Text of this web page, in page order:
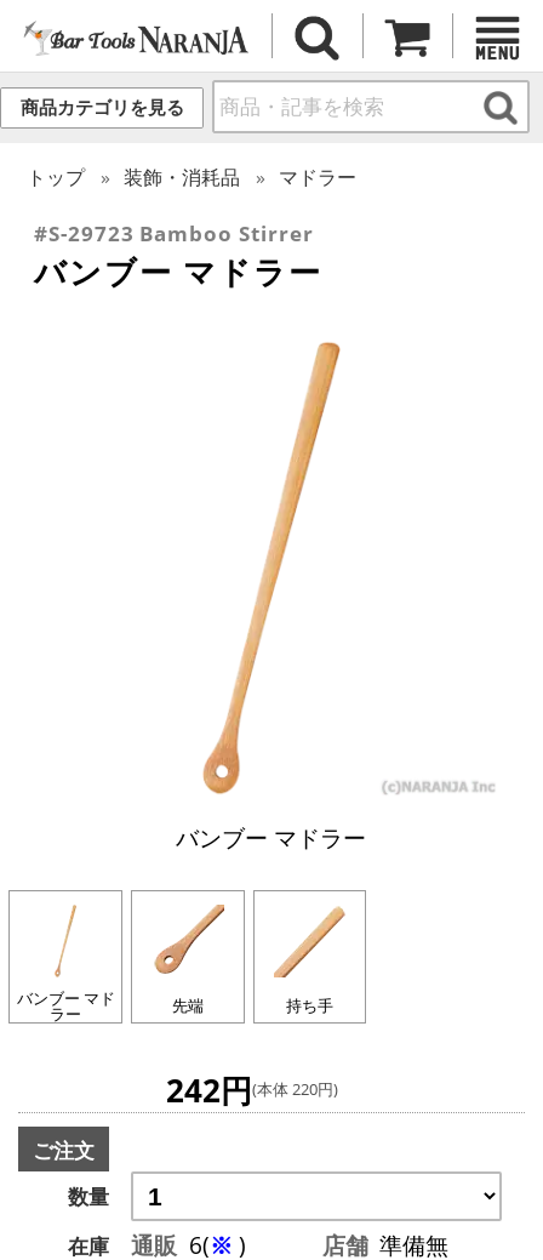
商品カテゴリを見る
トップ 装飾・消耗品 マドラー
#S-29723 Bamboo Stirrer
バンブー マドラー
バンブー マドラー
バンブー マド
ラー 先端 持ち手
242円(本体 220円)
ご注文
数量
在庫
通販 6(※ ) 店舗 準備無